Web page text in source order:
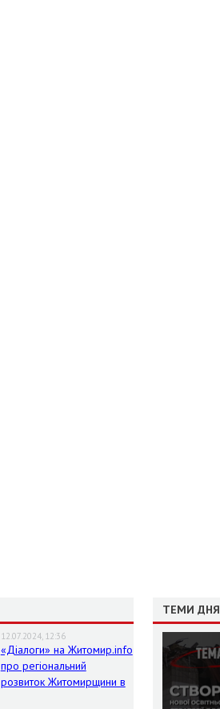
12.07.2024, 12:36
«Діалоги» на Житомир.info
про регіональний
розвиток Житомирщини в
ТЕМИ ДНЯ